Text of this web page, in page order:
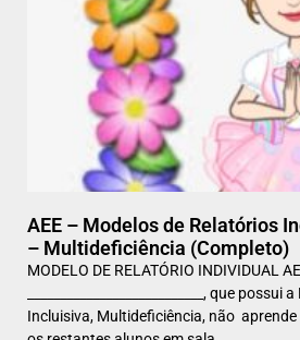
AEE – Modelos de Relatórios
– Multideficiência (Completo)
MODELO DE RELATÓRIO INDIVIDUAL
___________________________, que
Incluisiva, Multideficiência, não